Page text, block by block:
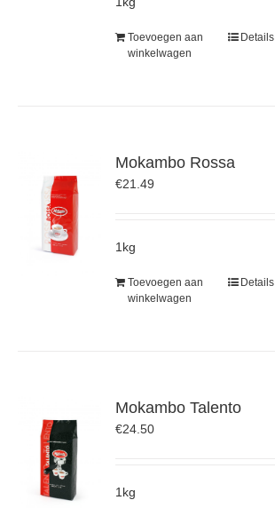
Toevoegen aan
winkelwagen
Details
Mokambo Rossa
€21.49
1kg
Toevoegen aan
winkelwagen
Details
Mokambo Talento
€24.50
1kg